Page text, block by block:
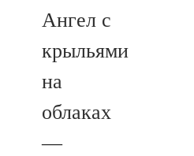
Ангел с
крыльями
на
облаках
—